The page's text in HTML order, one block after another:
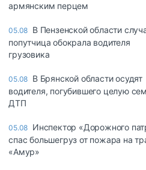
армянским перцем
05.08 В Пензенской области
попутчица обокрала водителя
грузовика
05.08 В Брянской области осудят
водителя, погубившего целую
ДТП
05.08 Инспектор «Дорожного
спас большегруз от пожара на
«Амур»